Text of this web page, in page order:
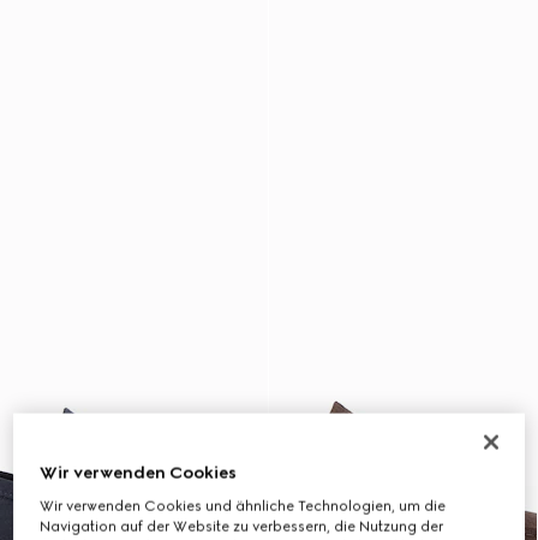
Wir verwenden Cookies
Wir verwenden Cookies und ähnliche Technologien, um die
Navigation auf der Website zu verbessern, die Nutzung der